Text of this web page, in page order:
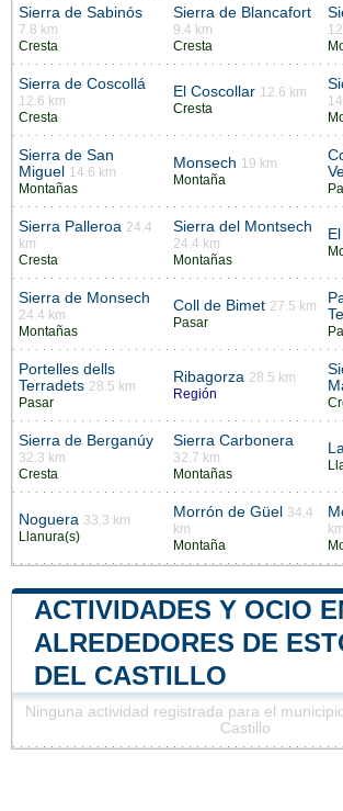
Sierra de Sabinós
7.8 km
Cresta
Sierra de Blancafort
9.4 km
Cresta
Sierra de Coscollá
12.6 km
Cresta
El Coscollar 12.6 km
Cresta
Sierra de San
Miguel
14.6 km
Montañas
Monsech 19 km
Montaña
Sierra Palleroa 24.4
km
Cresta
Sierra del Montsech
24.4 km
Montañas
Sierra de Monsech
24.4 km
Montañas
Coll de Bimet 27.5 km
Pasar
Portelles dells
Terradets 28.5 km
Pasar
Ribagorza 28.5 km
Región
Sierra de Berganúy
32.3 km
Cresta
Sierra Carbonera
32.7 km
Montañas
Noguera 33.3 km
Llanura(s)
Morrón de Güel
34.4
km
Montaña
km
ACTIVIDADES Y OCIO
ALREDEDORES DE
DEL CASTILLO
Ninguna actividad registrada para el
Castillo